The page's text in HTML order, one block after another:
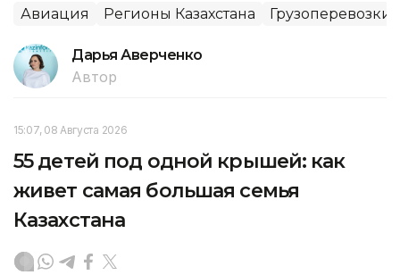
Авиация Регионы Казахстана Грузоперевозки
Дарья Аверченко
Автор
15:07, 08 Августа 2026
55 детей под одной крышей: как
живет самая большая семья
Казахстана